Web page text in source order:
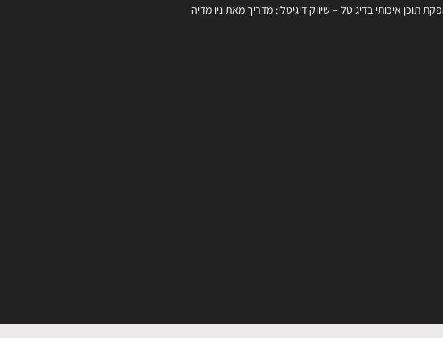
תוכן איכותי בדיגיטל – שיווק דיגיטלי: מדריך מאת ניו מדיה